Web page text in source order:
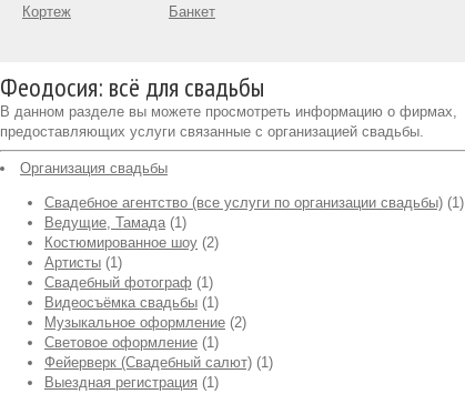
Кортеж Банкет
Феодосия: всё для свадьбы
В данном разделе вы можете просмотреть информацию о фирмах,
предоставляющих услуги связанные с организацией свадьбы.
Организация свадьбы
Свадебное агентство (все услуги по организации свадьбы) (1)
Ведущие, Тамада(1)
Костюмированное шоу (2)
Артисты (1)
Свадебный фотограф (1)
Видеосъёмка свадьбы (1)
Музыкальное оформление (2)
Световое оформление (1)
Фейерверк (Свадебный салют) (1)
Выездная регистрация (1)